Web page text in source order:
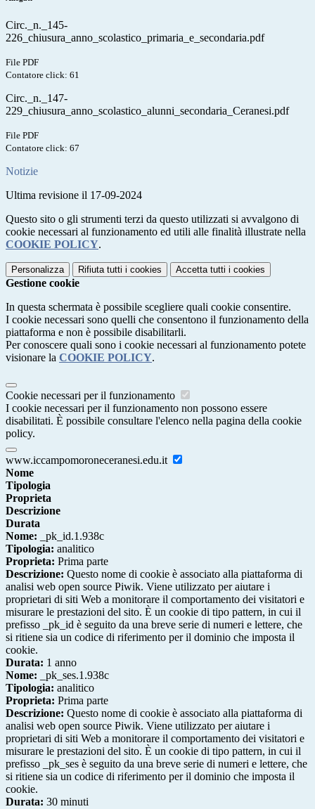
Circ._n._145-
226_chiusura_anno_scolastico_primaria_e_secondaria.pdf
File PDF
Contatore click: 61
Circ._n._147-
229_chiusura_anno_scolastico_alunni_secondaria_Ceranesi.pdf
File PDF
Contatore click: 67
Notizie
Ultima revisione il 17-09-2024
Questo sito o gli strumenti terzi da questo utilizzati si avvalgono di
cookie necessari al funzionamento ed utili alle finalità illustrate nella
COOKIE POLICY.
Personalizza Rifiuta tutti i cookies Accetta tutti i cookies
Gestione cookie
In questa schermata è possibile scegliere quali cookie consentire.
I cookie necessari sono quelli che consentono il funzionamento della
piattaforma e non è possibile disabilitarli.
Per conoscere quali sono i cookie necessari al funzionamento potete
visionare la COOKIE POLICY.
Cookie necessari per il funzionamento
I cookie necessari per il funzionamento non possono essere
disabilitati. È possibile consultare l'elenco nella pagina della cookie
policy.
www.iccampomoroneceranesi.edu.it
Nome
Tipologia
Proprieta
Descrizione
Durata
Nome: _pk_id.1.938c
Tipologia: analitico
Proprieta: Prima parte
Descrizione: Questo nome di cookie è associato alla piattaforma di
analisi web open source Piwik. Viene utilizzato per aiutare i
proprietari di siti Web a monitorare il comportamento dei visitatori e
misurare le prestazioni del sito. È un cookie di tipo pattern, in cui il
prefisso _pk_id è seguito da una breve serie di numeri e lettere, che
si ritiene sia un codice di riferimento per il dominio che imposta il
cookie.
Durata: 1 anno
Nome: _pk_ses.1.938c
Tipologia: analitico
Proprieta: Prima parte
Descrizione: Questo nome di cookie è associato alla piattaforma di
analisi web open source Piwik. Viene utilizzato per aiutare i
proprietari di siti Web a monitorare il comportamento dei visitatori e
misurare le prestazioni del sito. È un cookie di tipo pattern, in cui il
prefisso _pk_ses è seguito da una breve serie di numeri e lettere, che
si ritiene sia un codice di riferimento per il dominio che imposta il
cookie.
Durata: 30 minuti